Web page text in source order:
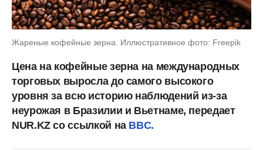
Жареные кофейные зерна. Иллюстративное фото: Freepik
Цена на кофейные зерна на международных
торговых выросла до самого высокого
уровня за всю историю наблюдений из-за
неурожая в Бразилии и Вьетнаме, передает
NUR.KZ со ссылкой на BBC.